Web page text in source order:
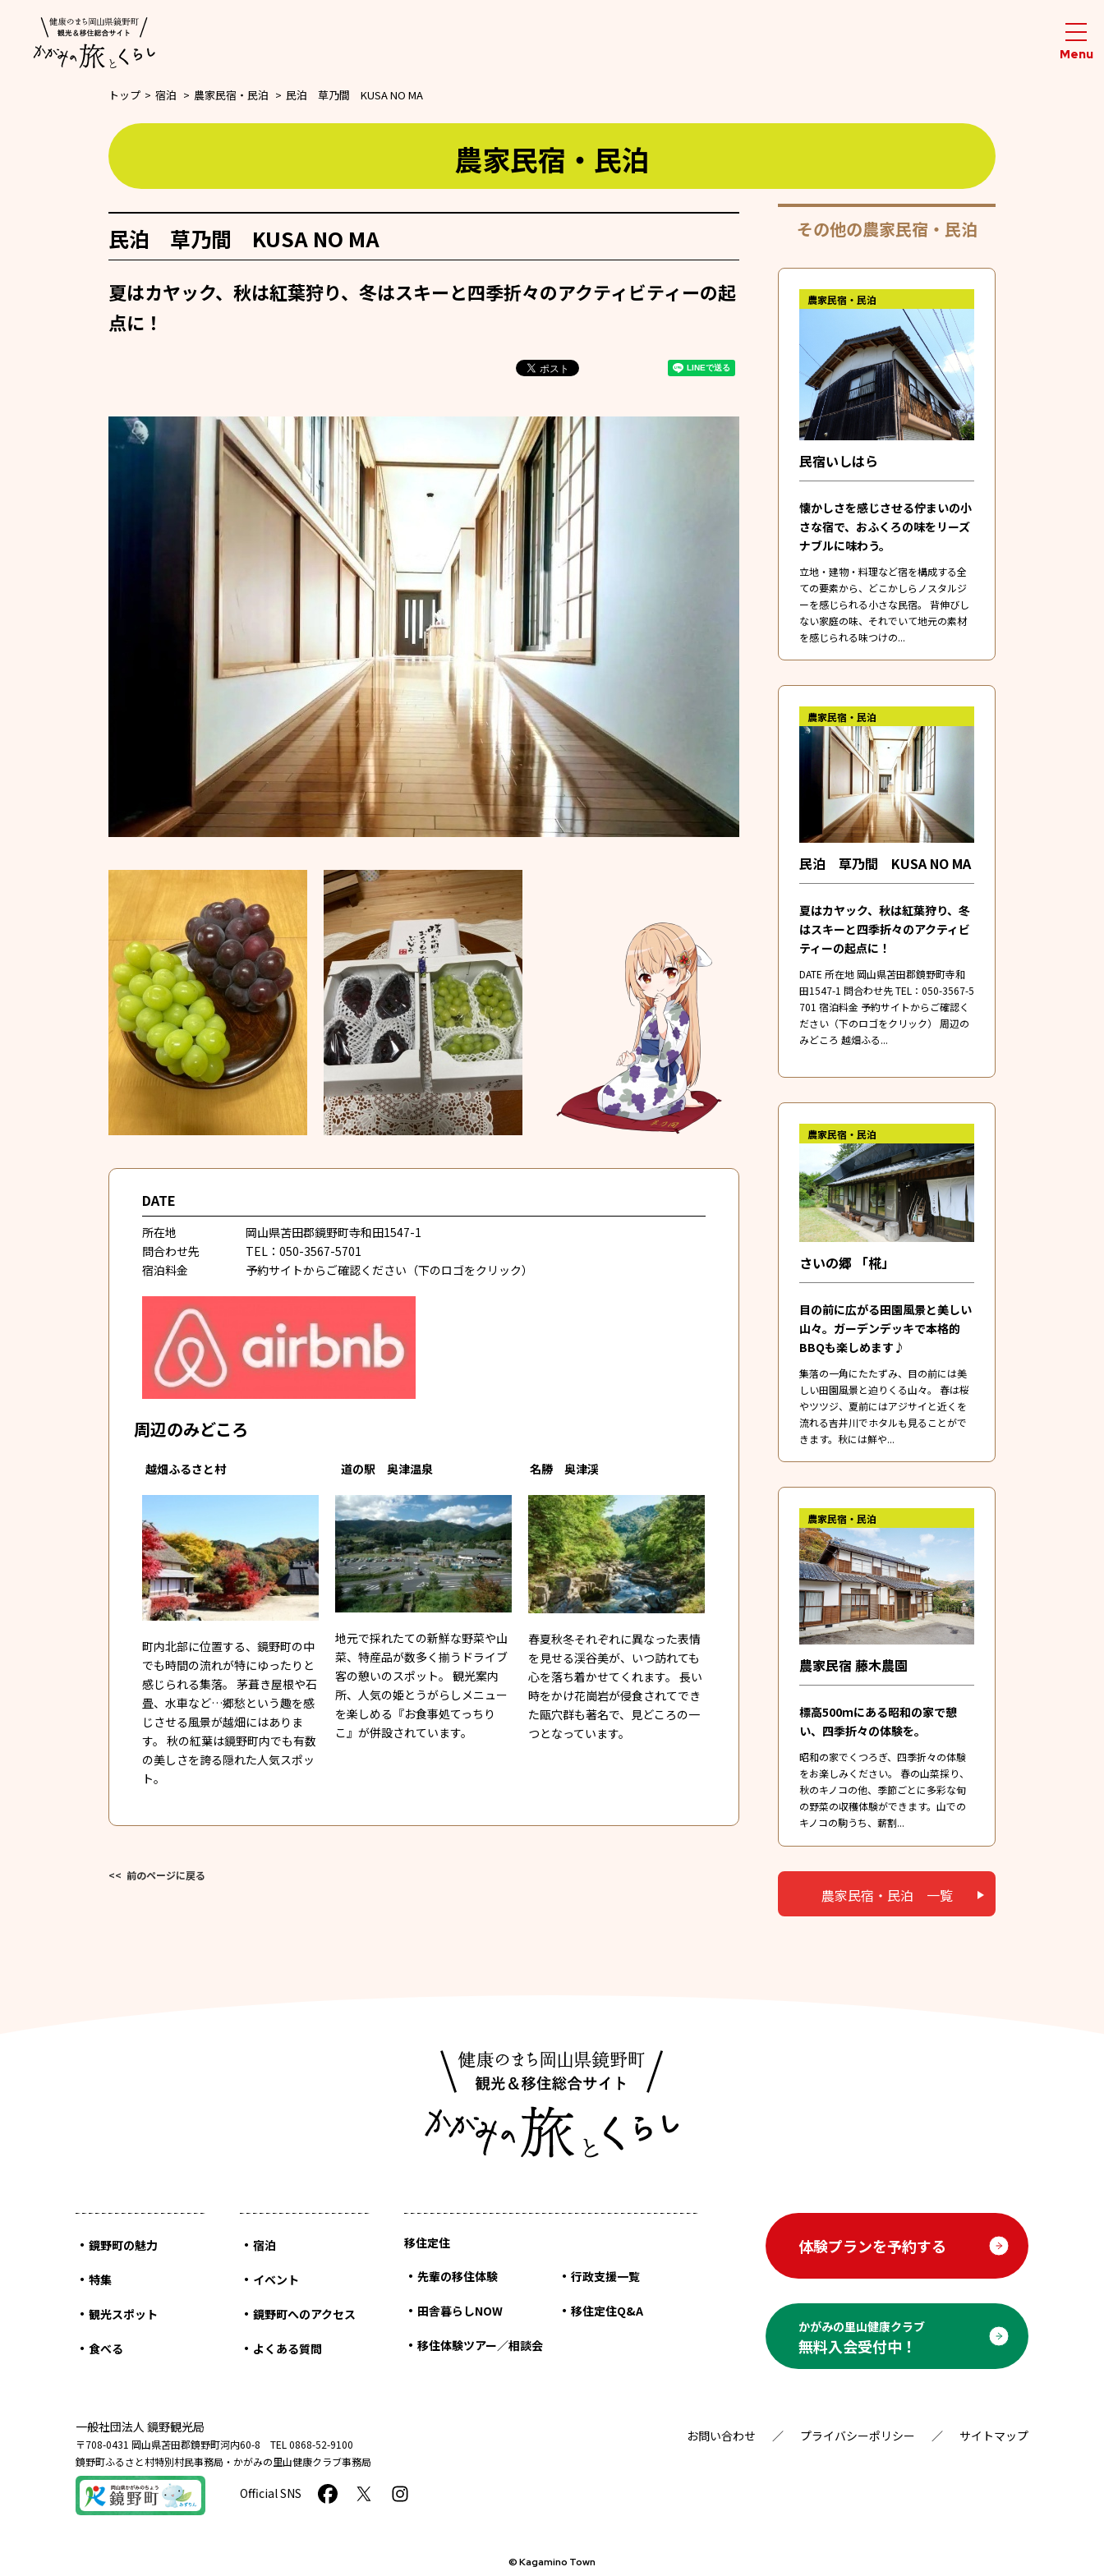
トップ > 宿泊 > 農家民宿・民泊 > 民泊 草乃間 KUSA NO MA
農家民宿・民泊
民泊 草乃間 KUSA NO MA
夏はカヤック、秋は紅葉狩り、冬はスキーと四季折々のアクティビティーの起
点に！
DATE
所在地 岡山県苫田郡鏡野町寺和田1547-1
問合わせ先 TEL：050-3567-5701
宿泊料金 予約サイトからご確認ください（下のロゴをクリック）
周辺のみどころ
越畑ふるさと村 道の駅 奥津温泉 名勝 奥津渓
町内北部に位置する、鏡野町の中
でも時間の流れが特にゆったりと
感じられる集落。 茅葺き屋根や石
畳、水車など…郷愁という趣を感
じさせる風景が越畑にはありま
す。 秋の紅葉は鏡野町内でも有数
の美しさを誇る隠れた人気スポッ
ト。
地元で採れたての新鮮な野菜や山
菜、特産品が数多く揃うドライブ
客の憩いのスポット。 観光案内
所、人気の姫とうがらしメニュー
を楽しめる『お食事処てっちり
こ』が併設されています。
春夏秋冬それぞれに異なった表情
を見せる渓谷美が、いつ訪れても
心を落ち着かせてくれます。 長い
時をかけ花崗岩が侵食されてでき
た甌穴群も著名で、見どころの一
つとなっています。
<< 前のページに戻る
その他の農家民宿・民泊
農家民宿・民泊
民宿いしはら
懐かしさを感じさせる佇まいの小
さな宿で、おふくろの味をリーズ
ナブルに味わう。
立地・建物・料理など宿を構成する全
ての要素から、どこかしらノスタルジ
ーを感じられる小さな民宿。 背伸びし
ない家庭の味、それでいて地元の素材
を感じられる味つけの...
農家民宿・民泊
民泊 草乃間 KUSA NO MA
夏はカヤック、秋は紅葉狩り、冬
はスキーと四季折々のアクティビ
ティーの起点に！
DATE 所在地 岡山県苫田郡鏡野町寺和
田1547-1 問合わせ先 TEL：050-3567-5
701 宿泊料金 予約サイトからご確認く
ださい（下のロゴをクリック） 周辺の
みどころ 越畑ふる...
農家民宿・民泊
さいの郷 「椛」
目の前に広がる田園風景と美しい
山々。ガーデンデッキで本格的
BBQも楽しめます♪
集落の一角にたたずみ、目の前には美
しい田園風景と迫りくる山々。 ​春は桜
やツツジ、夏前にはアジサイと近くを
流れる吉井川でホタルも見ることがで
きます。秋には鮮や...
農家民宿・民泊
農家民宿 藤木農園
標高500ｍにある昭和の家で憩
い、四季折々の体験を。
昭和の家でくつろぎ、四季折々の体験
をお楽しみください。 春の山菜採り、
秋のキノコの他、季節ごとに多彩な旬
の野菜の収穫体験ができます。山での
キノコの駒うち、薪割...
農家民宿・民泊 一覧
体験プランを予約する
かがみの里山健康クラブ
無料入会受付中！
鏡野町の魅力
特集
観光スポット
食べる
宿泊
イベント
鏡野町へのアクセス
よくある質問
移住定住
先輩の移住体験
田舎暮らしNOW
移住体験ツアー／相談会
行政支援一覧
移住定住Q&A
お問い合わせ プライバシーポリシー サイトマップ
一般社団法人 鏡野観光局
〒708-0431 岡山県苫田郡鏡野町河内60-8 TEL 0868-52-9100
鏡野町ふるさと村特別村民事務局・かがみの里山健康クラブ事務局
Official SNS
© Kagamino Town